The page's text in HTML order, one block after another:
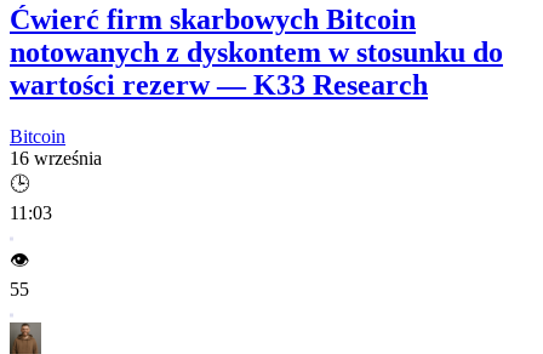
Ćwierć firm skarbowych Bitcoin
notowanych z dyskontem w stosunku do
wartości rezerw — K33 Research
Bitcoin
16 września
🕒
11:03
👁️
55